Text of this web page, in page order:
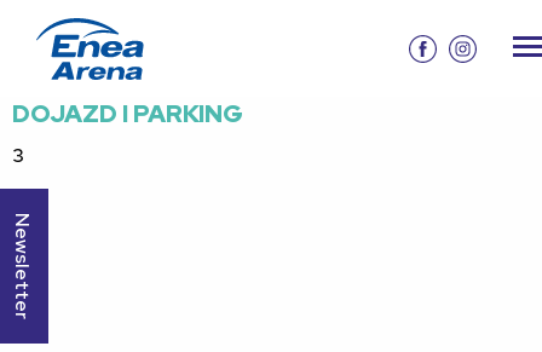
DOJAZD I PARKING
3
Newsletter